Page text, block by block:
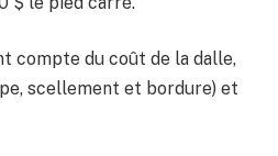
compte du coût de la dalle,
scellement et bordure) et